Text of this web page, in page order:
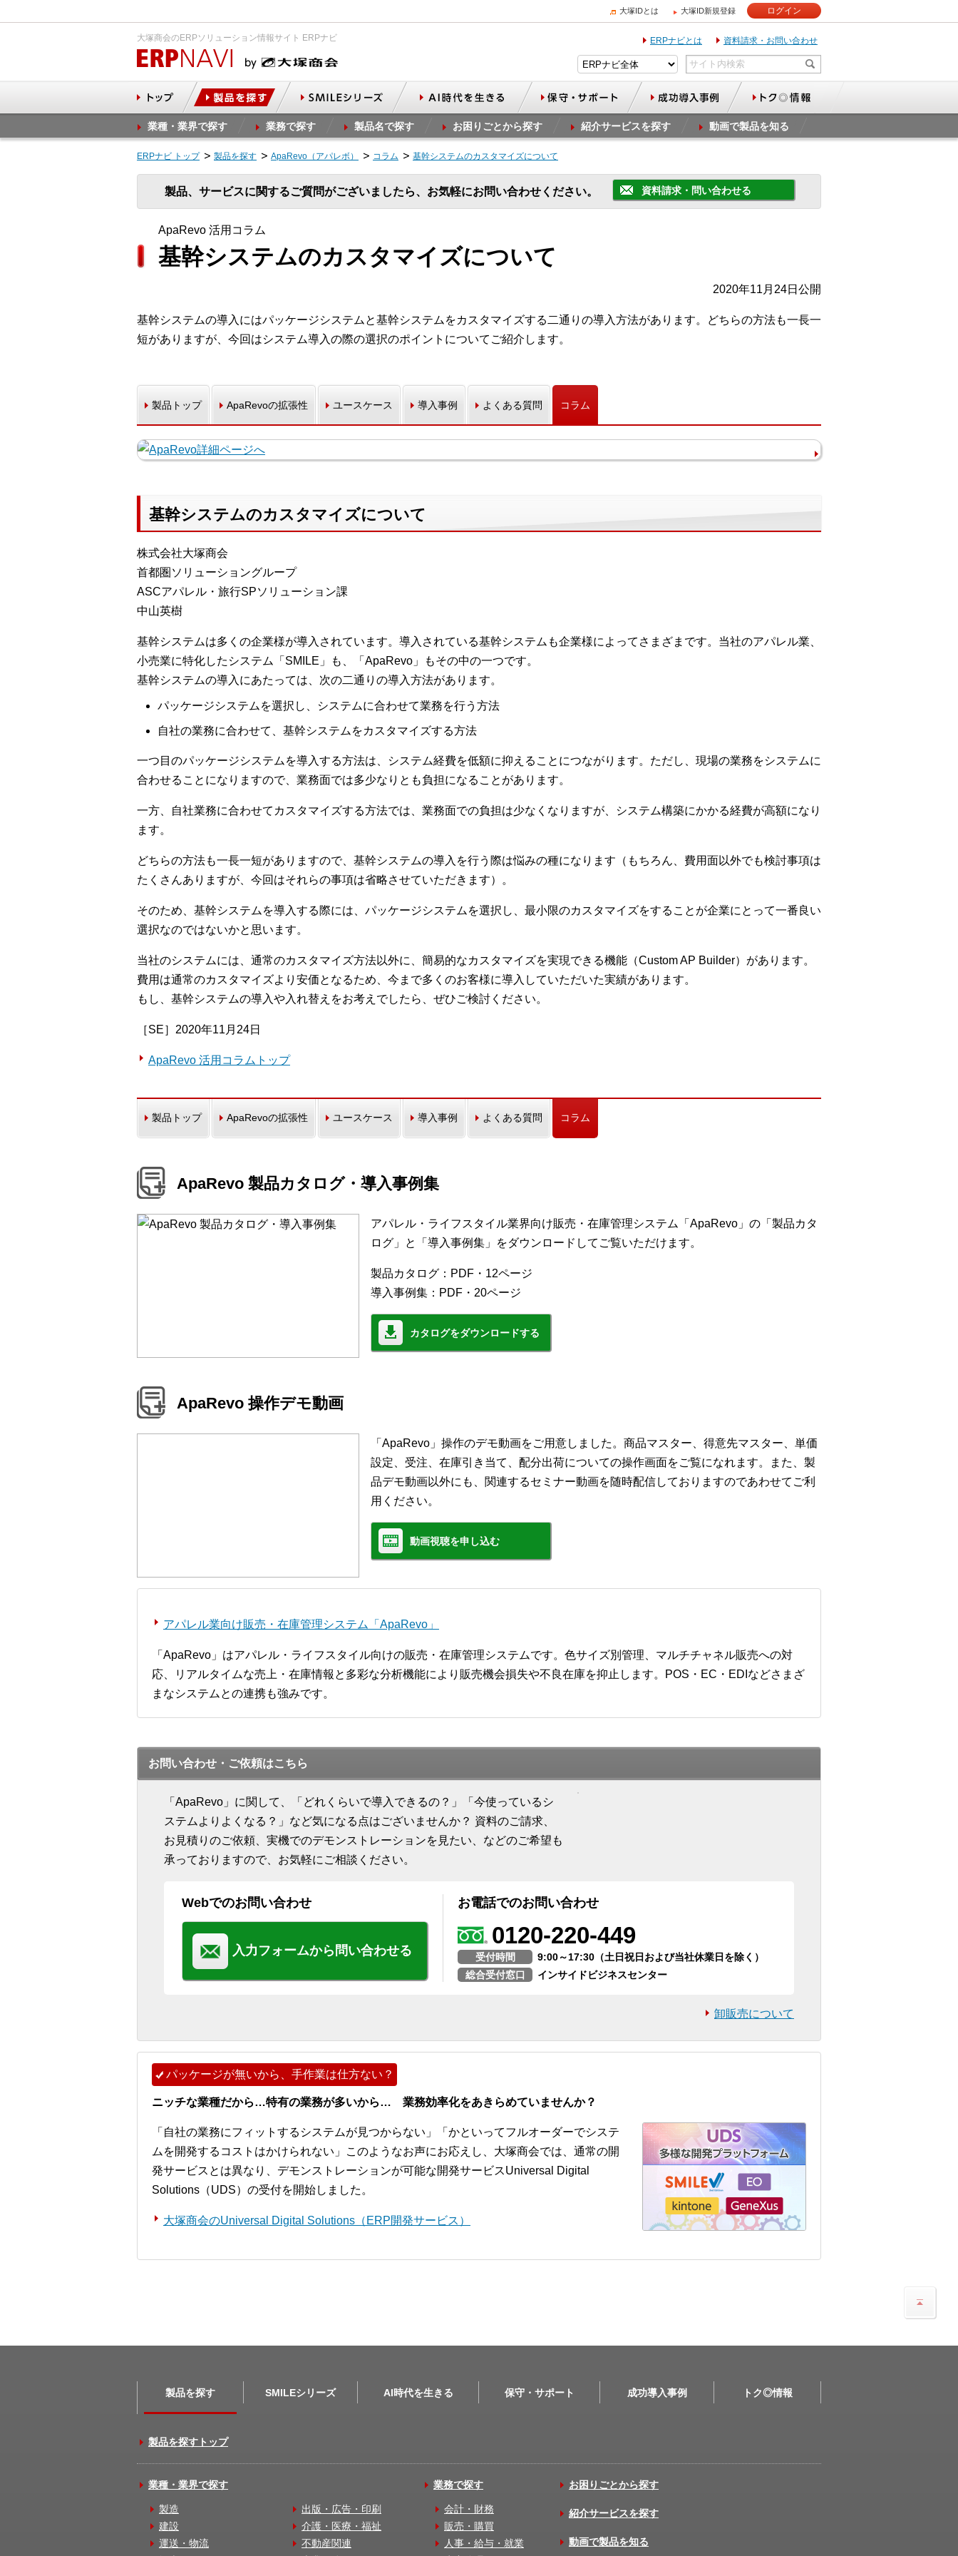
大塚IDとは 大塚ID新規登録 ログイン
大塚商会のERPソリューション情報サイト ERPナビ ERPナビとは 資料請求・お問い合わせ
業種・業界で探す 業務で探す 製品名で探す お困りごとから探す 紹介サービスを探す 動画で製品を知る
ERPナビ トップ 製品を探す ApaRevo（アパレボ） コラム 基幹システムのカスタマイズについて
製品、サービスに関するご質問がございましたら、お気軽にお問い合わせください。 資料請求・問い合わせる
ApaRevo 活用コラム
基幹システムのカスタマイズについて
2020年11月24日公開
基幹システムの導入にはパッケージシステムと基幹システムをカスタマイズする二通りの導入方法があります。どちらの方法も一長一
短がありますが、今回はシステム導入の際の選択のポイントについてご紹介します。
製品トップ ApaRevoの拡張性 ユースケース 導入事例 よくある質問 コラム
基幹システムのカスタマイズについて
株式会社大塚商会
首都圏ソリューショングループ
ASCアパレル・旅行SPソリューション課
中山英樹
基幹システムは多くの企業様が導入されています。導入されている基幹システムも企業様によってさまざまです。当社のアパレル業、
小売業に特化したシステム「SMILE」も、「ApaRevo」もその中の一つです。
基幹システムの導入にあたっては、次の二通りの導入方法があります。
パッケージシステムを選択し、システムに合わせて業務を行う方法
自社の業務に合わせて、基幹システムをカスタマイズする方法
一つ目のパッケージシステムを導入する方法は、システム経費を低額に抑えることにつながります。ただし、現場の業務をシステムに
合わせることになりますので、業務面では多少なりとも負担になることがあります。
一方、自社業務に合わせてカスタマイズする方法では、業務面での負担は少なくなりますが、システム構築にかかる経費が高額になり
ます。
どちらの方法も一長一短がありますので、基幹システムの導入を行う際は悩みの種になります（もちろん、費用面以外でも検討事項は
たくさんありますが、今回はそれらの事項は省略させていただきます）。
そのため、基幹システムを導入する際には、パッケージシステムを選択し、最小限のカスタマイズをすることが企業にとって一番良い
選択なのではないかと思います。
当社のシステムには、通常のカスタマイズ方法以外に、簡易的なカスタマイズを実現できる機能（Custom AP Builder）があります。
費用は通常のカスタマイズより安価となるため、今まで多くのお客様に導入していただいた実績があります。
もし、基幹システムの導入や入れ替えをお考えでしたら、ぜひご検討ください。
［SE］2020年11月24日
ApaRevo 活用コラムトップ
製品トップ ApaRevoの拡張性 ユースケース 導入事例 よくある質問 コラム
ApaRevo 製品カタログ・導入事例集
アパレル・ライフスタイル業界向け販売・在庫管理システム「ApaRevo」の「製品カタ
ログ」と「導入事例集」をダウンロードしてご覧いただけます。
製品カタログ：PDF・12ページ
導入事例集：PDF・20ページ
カタログをダウンロードする
ApaRevo 操作デモ動画
「ApaRevo」操作のデモ動画をご用意しました。商品マスター、得意先マスター、単価
設定、受注、在庫引き当て、配分出荷についての操作画面をご覧になれます。また、製
品デモ動画以外にも、関連するセミナー動画を随時配信しておりますのであわせてご利
用ください。
動画視聴を申し込む
アパレル業向け販売・在庫管理システム「ApaRevo」
「ApaRevo」はアパレル・ライフスタイル向けの販売・在庫管理システムです。色サイズ別管理、マルチチャネル販売への対
応、リアルタイムな売上・在庫情報と多彩な分析機能により販売機会損失や不良在庫を抑止します。POS・EC・EDIなどさまざ
まなシステムとの連携も強みです。
お問い合わせ・ご依頼はこちら
「ApaRevo」に関して、「どれくらいで導入できるの？」「今使っているシ
ステムよりよくなる？」など気になる点はございませんか？ 資料のご請求、
お見積りのご依頼、実機でのデモンストレーションを見たい、などのご希望も
承っておりますので、お気軽にご相談ください。
Webでのお問い合わせ
入力フォームから問い合わせる
お電話でのお問い合わせ
0120-220-449
受付時間
9:00～17:30（土日祝日および当社休業日を除く）
総合受付窓口
インサイドビジネスセンター
卸販売について
パッケージが無いから、手作業は仕方ない？
ニッチな業種だから…特有の業務が多いから… 業務効率化をあきらめていませんか？
「自社の業務にフィットするシステムが見つからない」「かといってフルオーダーでシステ
ムを開発するコストはかけられない」このようなお声にお応えし、大塚商会では、通常の開
発サービスとは異なり、デモンストレーションが可能な開発サービスUniversal Digital
Solutions（UDS）の受付を開始しました。
大塚商会のUniversal Digital Solutions（ERP開発サービス）
製品を探す SMILEシリーズ AI時代を生きる 保守・サポート 成功導入事例 トク◎情報
製品を探すトップ
業種・業界で探す
製造
建設
運送・物流
出版・広告・印刷
介護・医療・福祉
不動産関連
業務で探す
会計・財務
販売・購買
人事・給与・就業
お困りごとから探す
紹介サービスを探す
動画で製品を知る